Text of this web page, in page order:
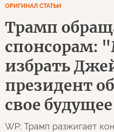
ОРИГИНАЛ СТАТЬИ
Трамп
спонсорам:
избрать
президент
свое будущее
WP: Трамп разжигает